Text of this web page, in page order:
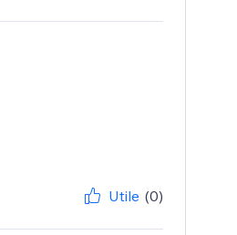
Utile (0)